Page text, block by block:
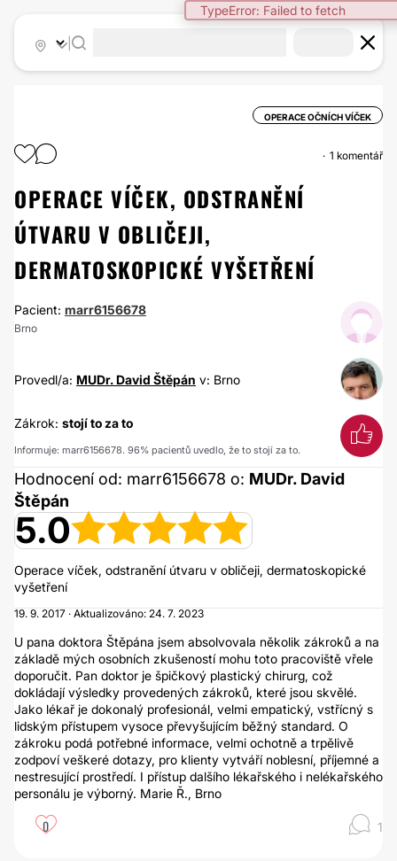
TypeError: Failed to fetch
OPERACE OČNÍCH VÍČEK
1 komentář
OPERACE VÍČEK, ODSTRANĚNÍ
ÚTVARU V OBLIČEJI,
DERMATOSKOPICKÉ VYŠETŘENÍ
Pacient: marr6156678
Brno
Provedl/a: MUDr. David Štěpán v: Brno
Zákrok: stojí to za to
Informuje: marr6156678. 96% pacientů uvedlo, že to stojí za to.
Hodnocení od: marr6156678 o: MUDr. David
Štěpán
5.0
Operace víček, odstranění útvaru v obličeji, dermatoskopické
vyšetření
19. 9. 2017 · Aktualizováno: 24. 7. 2023
U pana doktora Štěpána jsem absolvovala několik zákroků a na
základě mých osobních zkušeností mohu toto pracoviště vřele
doporučit. Pan doktor je špičkový plastický chirurg, což
dokládají výsledky provedených zákroků, které jsou skvělé.
Jako lékař je dokonalý profesionál, velmi empatický, vstřícný s
lidským přístupem vysoce převyšujícím běžný standard. O
zákroku podá potřebné informace, velmi ochotně a trpělivě
zodpoví veškeré dotazy, pro klienty vytváří noblesní, příjemné a
nestresující prostředí. I přístup dalšího lékařského i nelékařského
personálu je výborný. Marie Ř., Brno
0 1